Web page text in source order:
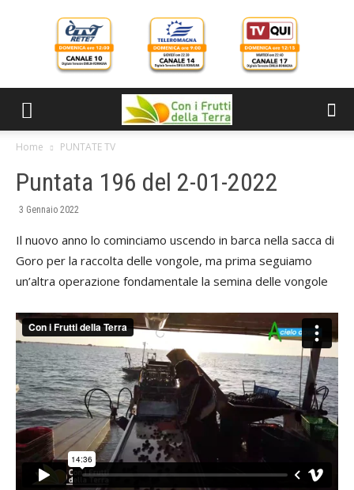
Home PUNTATE TV
Puntata 196 del 2-01-2022
3 Gennaio 2022
Il nuovo anno lo cominciamo uscendo in barca nella sacca di
Goro per la raccolta delle vongole, ma prima seguiamo
un’altra operazione fondamentale la semina delle vongole